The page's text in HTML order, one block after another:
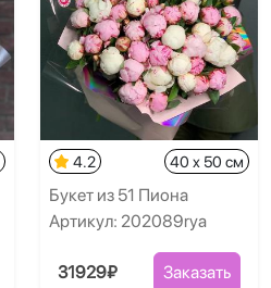
4.2 40 x 50 см
Букет из 51 Пиона
Артикул: 202089rya
31929₽ Заказать